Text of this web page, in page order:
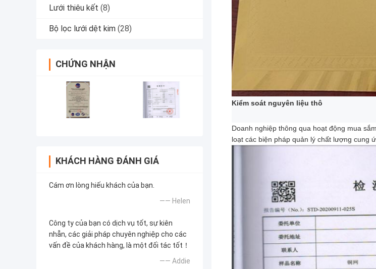
Lưới thiêu kết (8)
Bộ lọc lưới dệt kim (28)
CHỨNG NHẬN
KHÁCH HÀNG ĐÁNH GIÁ
Cám ơn lòng hiếu khách của bạn.
—— Helen
Công ty của bạn có dịch vụ tốt, sự kiên
nhẫn, các giải pháp chuyên nghiệp cho các
vấn đề của khách hàng, là một đối tác tốt！
—— Addie
Kiểm soát nguyên liệu thô
Doanh nghiệp thông qua hoạt động mua
loạt các biện pháp quản lý chất lượng cung